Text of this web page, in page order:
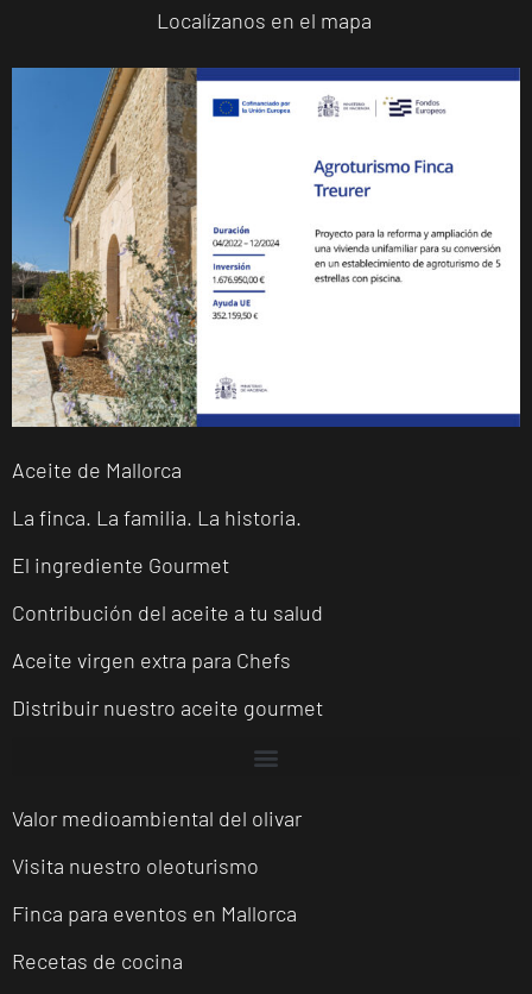
Localízanos en el mapa
Aceite de Mallorca
La finca. La familia. La historia.
El ingrediente Gourmet
Contribución del aceite a tu salud
Aceite virgen extra para Chefs
Distribuir nuestro aceite gourmet
Valor medioambiental del olivar
Visita nuestro oleoturismo
Finca para eventos en Mallorca
Recetas de cocina